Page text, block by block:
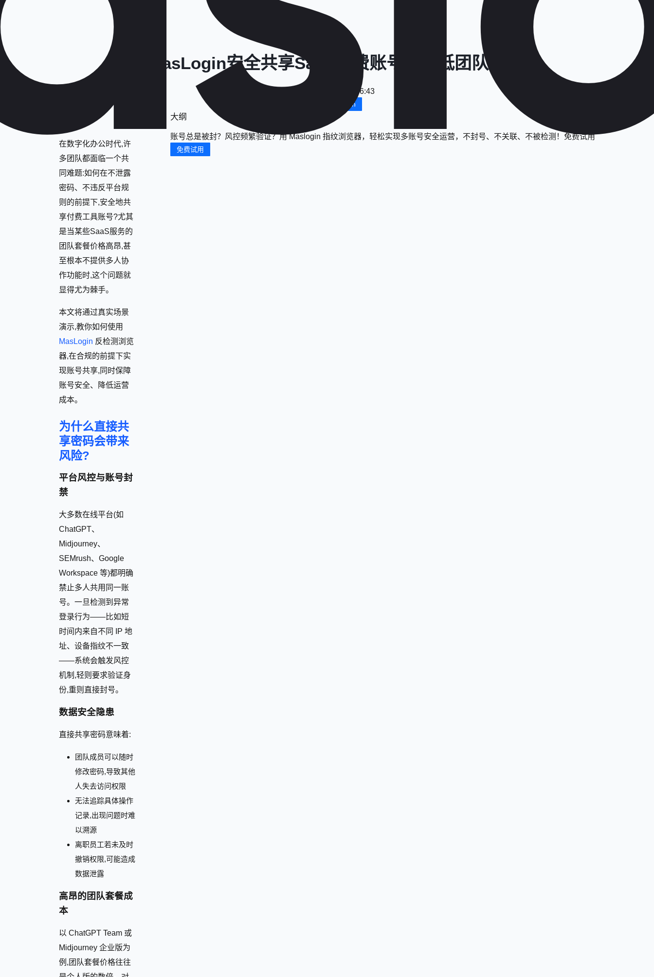
用MasLogin安全共享SaaS付费账号，降低团队成本
2025-12-16 09:56:43
免费下载MasLogin
在数字化办公时代,许
多团队都面临一个共
同难题:如何在不泄露
密码、不违反平台规
则的前提下,安全地共
享付费工具账号?尤其
是当某些SaaS服务的
团队套餐价格高昂,甚
至根本不提供多人协
作功能时,这个问题就
显得尤为棘手。
本文将通过真实场景
演示,教你如何使用
MasLogin 反检测浏览
器,在合规的前提下实
现账号共享,同时保障
账号安全、降低运营
成本。
为什么直接共
享密码会带来
风险?
平台风控与账号封
禁
大多数在线平台(如
ChatGPT、
Midjourney、
SEMrush、Google
Workspace 等)都明确
禁止多人共用同一账
号。一旦检测到异常
登录行为——比如短
时间内来自不同 IP 地
址、设备指纹不一致
——系统会触发风控
机制,轻则要求验证身
份,重则直接封号。
数据安全隐患
直接共享密码意味着:
团队成员可以随时
修改密码,导致其他
人失去访问权限
无法追踪具体操作
记录,出现问题时难
以溯源
离职员工若未及时
撤销权限,可能造成
数据泄露
高昂的团队套餐成
本
以 ChatGPT Team 或
Midjourney 企业版为
例,团队套餐价格往往
大纲
账号总是被封？风控频繁验证？用 Maslogin 指纹浏览器，轻松实现多账号安全运营，不封号、不关联、不被检测！免费试用
免费试用